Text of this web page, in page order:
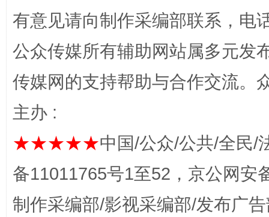
有意见请向制作采编部联系，电
公众传媒所有辅助网站属多元发
传媒网的支持帮助与合作交流。
主办 :
★★★★★中国/公众/公共/全民/
备11011765号1至52，京公网安
制作采编部/影视采编部/发布广